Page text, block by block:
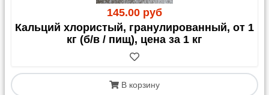
145.00 руб
Кальций хлористый, гранулированный, от 1
кг (б/в / пищ), цена за 1 кг
В корзину